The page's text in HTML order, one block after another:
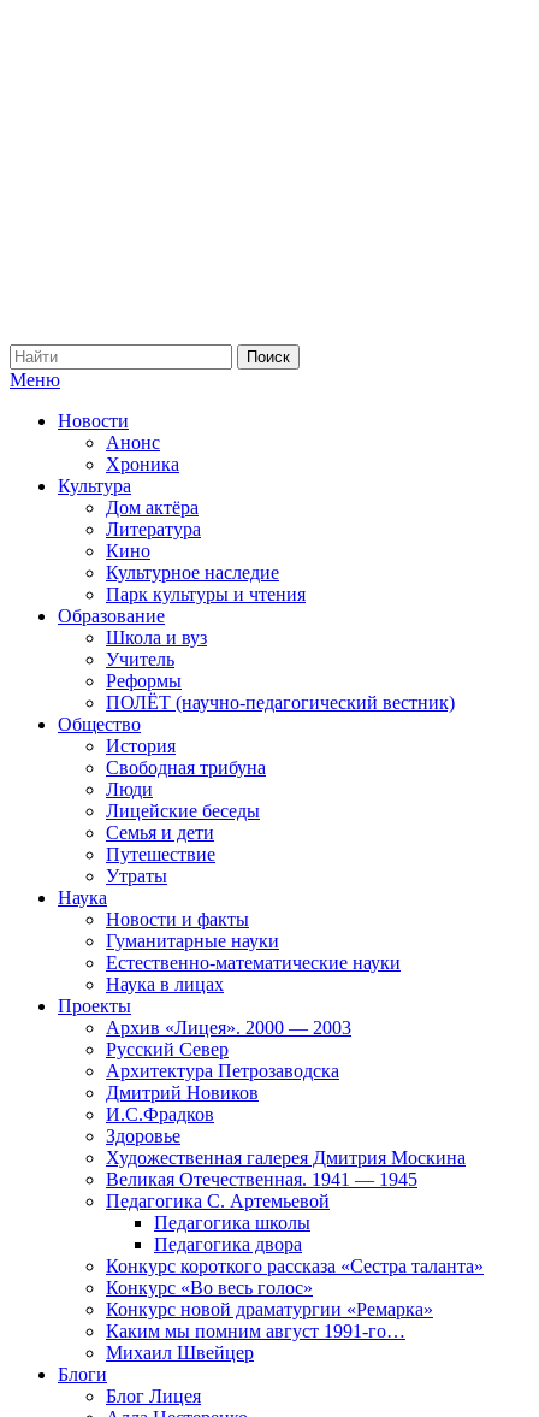
Меню
Новости
Анонс
Хроника
Культура
Дом актёра
Литература
Кино
Культурное наследие
Парк культуры и чтения
Образование
Школа и вуз
Учитель
Реформы
ПОЛЁТ (научно-педагогический вестник)
Общество
История
Свободная трибуна
Люди
Лицейские беседы
Семья и дети
Путешествие
Утраты
Наука
Новости и факты
Гуманитарные науки
Естественно-математические науки
Наука в лицах
Проекты
Архив «Лицея». 2000 — 2003
Русский Север
Архитектура Петрозаводска
Дмитрий Новиков
И.С.Фрадков
Здоровье
Художественная галерея Дмитрия Москина
Великая Отечественная. 1941 — 1945
Педагогика С. Артемьевой
Педагогика школы
Педагогика двора
Конкурс короткого рассказа «Сестра таланта»
Конкурс «Во весь голос»
Конкурс новой драматургии «Ремарка»
Каким мы помним август 1991-го…
Михаил Швейцер
Блоги
Блог Лицея